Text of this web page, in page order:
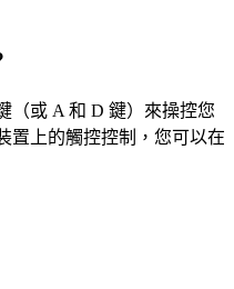
（或 A 和 D 鍵）來操控您
置上的觸控控制，您可以在